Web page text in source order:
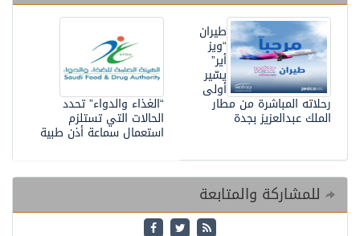
“الغذاء والدواء” تحدد
الحالات التي تستلزم
استعمال سماعة أذن طبية
طيران
“ويز
أير”
يسّير
أولى
رحلاته المباشرة من مطار
الملك عبدالعزيز بجدة
للمشاركة والمتابعة